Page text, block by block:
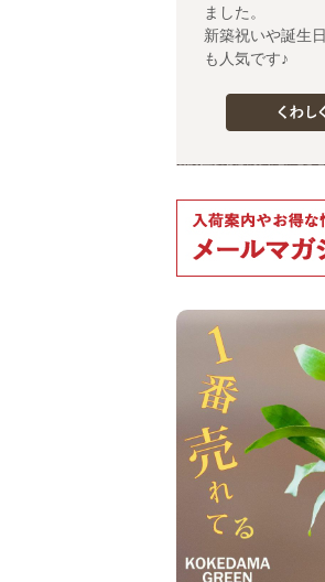
ました。
新築祝いや誕生
も人気です♪